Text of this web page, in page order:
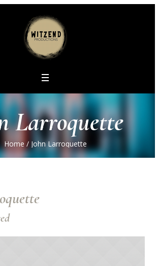
Larroquette
Home / John Larroquette